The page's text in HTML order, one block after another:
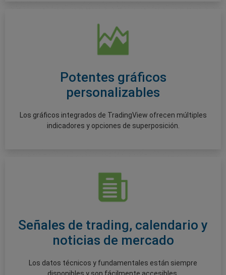
Potentes gráficos
personalizables
Los gráficos integrados de TradingView ofrecen múltiples
indicadores y opciones de superposición.
Señales de trading, calendario y
noticias de mercado
Los datos técnicos y fundamentales están siempre
disponibles y son fácilmente accesibles.